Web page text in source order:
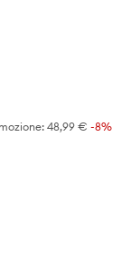
48,99 € -8%